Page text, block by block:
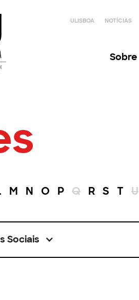
ULISBOA NOTÍCIAS
Sobre
M N O P Q R S T U
Sociais